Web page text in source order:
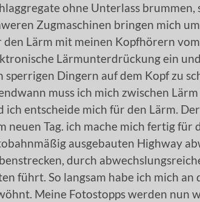
ohne Unterlass
Zugmaschinen bringen mich
den Lärm mit meinen Kopfhörern
Lärmunterdrückung ein
sperrigen Dingern auf dem Kopf zu
muss ich mich zwischen
ich entscheide mich für den Lärm.
neuen Tag. ich mache mich fertig für
ausgebauten Highway
durch
führt. So langsam habe ich mich
Meine Fotostopps werden nun